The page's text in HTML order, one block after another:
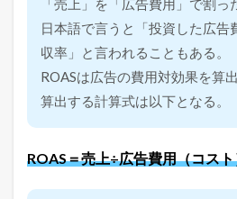
ン
オ
ン
ン
ベ
ト
ン
「売上」を「広告費用」で割っ
日本語で言うと「投資した広告
収率」と言われることもある。
ROASは広告の費用対効果を算
算出する計算式は以下となる。
ROAS＝売上÷広告費用（コス